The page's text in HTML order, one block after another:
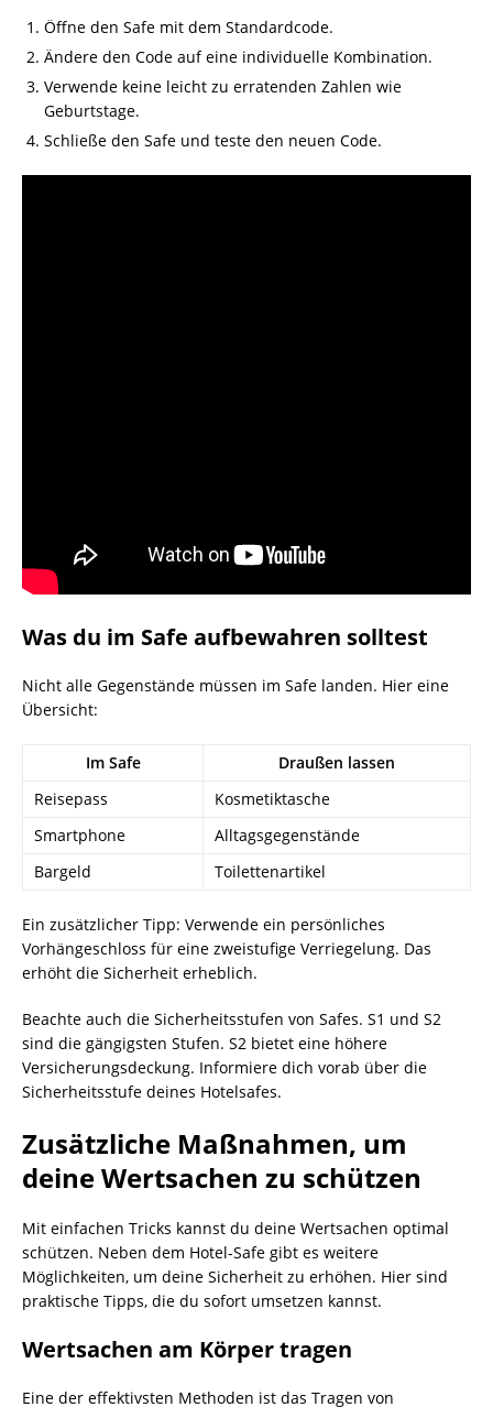
Öffne den Safe mit dem Standardcode.
Ändere den Code auf eine individuelle Kombination.
Verwende keine leicht zu erratenden Zahlen wie
Geburtstage.
Schließe den Safe und teste den neuen Code.
Was du im Safe aufbewahren solltest
Nicht alle Gegenstände müssen im Safe landen. Hier eine
Übersicht:
Im Safe
Draußen lassen
Reisepass
Kosmetiktasche
Smartphone
Alltagsgegenstände
Bargeld
Toilettenartikel
Ein zusätzlicher Tipp: Verwende ein persönliches
Vorhängeschloss für eine zweistufige Verriegelung. Das
erhöht die Sicherheit erheblich.
Beachte auch die Sicherheitsstufen von Safes. S1 und S2
sind die gängigsten Stufen. S2 bietet eine höhere
Versicherungsdeckung. Informiere dich vorab über die
Sicherheitsstufe deines Hotelsafes.
Zusätzliche Maßnahmen, um
deine Wertsachen zu schützen
Mit einfachen Tricks kannst du deine Wertsachen optimal
schützen. Neben dem Hotel-Safe gibt es weitere
Möglichkeiten, um deine Sicherheit zu erhöhen. Hier sind
praktische Tipps, die du sofort umsetzen kannst.
Wertsachen am Körper tragen
Eine der effektivsten Methoden ist das Tragen von